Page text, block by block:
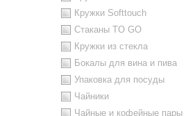
Кружки Softtouch
Стаканы TO GO
Кружки из стекла
Бокалы для вина и пива
Упаковка для посуды
Чайники
Чайные и кофейные пары